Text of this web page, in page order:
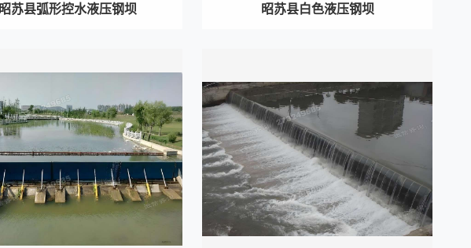
昭苏县弧形控水液压钢坝 昭苏县白色液压钢坝